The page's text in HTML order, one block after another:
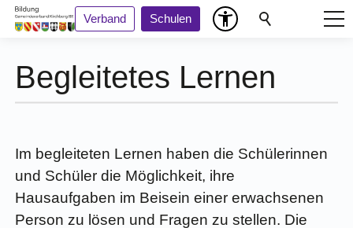
Verband Schulen
Begleitetes Lernen
Im begleiteten Lernen haben die Schülerinnen
und Schüler die Möglichkeit, ihre
Hausaufgaben im Beisein einer erwachsenen
Person zu lösen und Fragen zu stellen. Die